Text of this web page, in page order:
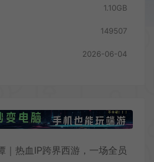
1.10GB
149507
2026-06-04
｜热血IP跨界西游，一场全员